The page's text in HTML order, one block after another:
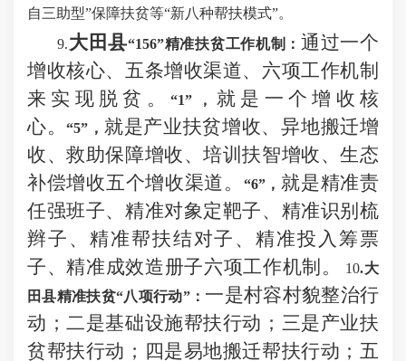
自三助型”保障扶贫等“新八种帮扶模式”。
9.大田县“156”精准扶贫工作机制： 通过一个
增收核心、五条增收渠道、六项工作机制
来实现脱贫。“1”， 就是一个增收核
心。“5”， 就是产业扶贫增收、异地搬迁增
收、救助保障增收、培训扶智增收、生态
补偿增收五个增收渠道。
“6”， 就是精准责
任强班子、精准对象定靶子、精准识别梳
辫子、精准帮扶结对子、精准投入筹票
子、精准成效造册子六项工作机制。
10.大
田县精准扶贫“八项行动”： 一是村容村貌整治行
动；二是基础设施帮扶行动；三是产业扶
贫帮扶行动；四是易地搬迁帮扶行动；五